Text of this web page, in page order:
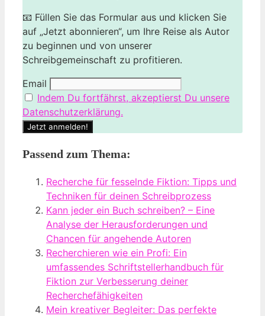
📧 Füllen Sie das Formular aus und klicken Sie
auf „Jetzt abonnieren“, um Ihre Reise als Autor
zu beginnen und von unserer
Schreibgemeinschaft zu profitieren.
Email
Indem Du fortfährst, akzeptierst Du unsere
Datenschutzerklärung.
Passend zum Thema:
Recherche für fesselnde Fiktion: Tipps und
Techniken für deinen Schreibprozess
Kann jeder ein Buch schreiben? – Eine
Analyse der Herausforderungen und
Chancen für angehende Autoren
Recherchieren wie ein Profi: Ein
umfassendes Schriftstellerhandbuch für
Fiktion zur Verbesserung deiner
Recherchefähigkeiten
Mein kreativer Begleiter: Das perfekte